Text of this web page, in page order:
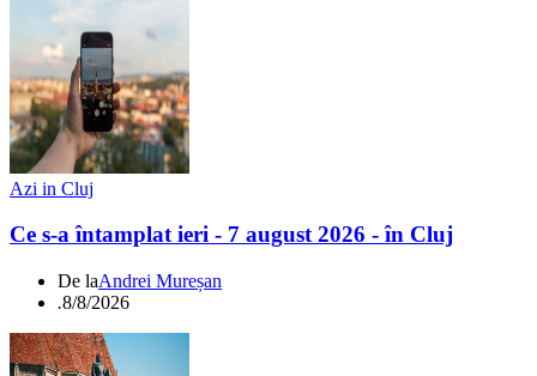
Azi in Cluj
Ce s-a întamplat ieri - 7 august 2026 - în Cluj
De laAndrei Mureșan
.8/8/2026